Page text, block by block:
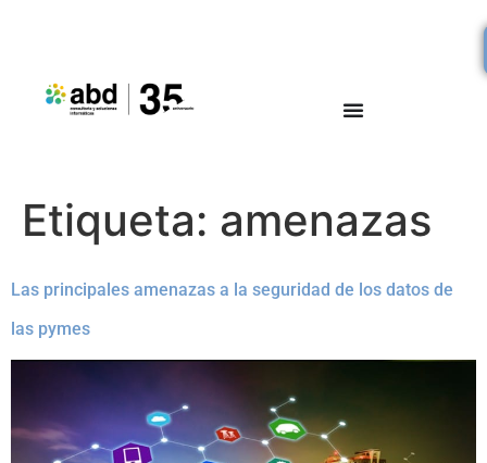
Etiqueta: amenazas
Las principales amenazas a la seguridad de los datos de
las pymes